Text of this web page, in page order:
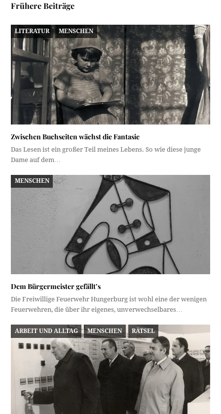
Frühere Beiträge
LITERATUR MENSCHEN
Zwischen Buchseiten wächst die Fantasie
Das Lesen ist ein großer Teil meines Lebens. So wie diese junge
Dame auf dem…
MENSCHEN
Dem Bürgermeister gefällt’s
Die Freiwillige Feuerwehr Hungerburg ist wohl eine der wenigen
Feuerwehren, die über ihr eigenes, unverwechselbares…
ARBEIT UND ALLTAG MENSCHEN RÄTSEL